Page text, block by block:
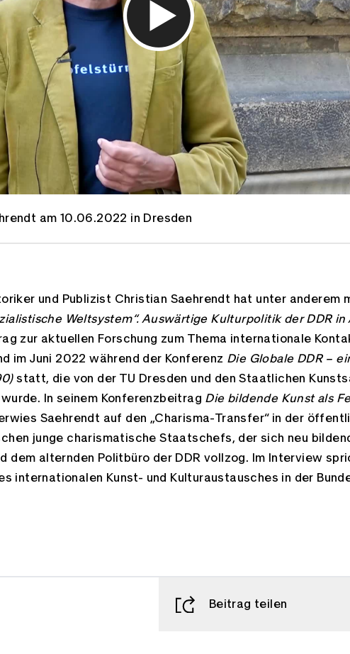
am 10.06.2022 in Dresden
und Publizist Christian Saehrendt hat unter anderem
Weltsystem“. Auswärtige Kulturpolitik der DDR
zur aktuellen Forschung zum Thema internationale
im Juni 2022 während der Konferenz Die Globale DDR –
statt, die von der TU Dresden und den Staatlichen
In seinem Konferenzbeitrag Die bildende Kunst als
Saehrendt auf den „Charisma-Transfer“ in der
junge charismatische Staatschefs, der sich neu
dem alternden Politbüro der DDR vollzog. Im Interview
internationalen Kunst- und Kulturaustausches in der
Beitrag teilen
Facebook Link